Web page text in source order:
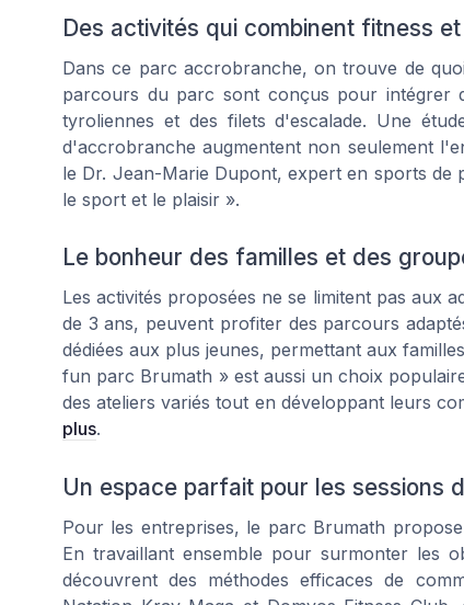
Des activités qui combinent fitness
Dans ce parc accrobranche, on trouve de
parcours du parc sont conçus pour intégrer
tyroliennes et des filets d'escalade. Une
d'accrobranche augmentent non seulement
le Dr. Jean-Marie Dupont, expert en sports
le sport et le plaisir ».
Le bonheur des familles et des
Les activités proposées ne se limitent pas aux
de 3 ans, peuvent profiter des parcours
dédiées aux plus jeunes, permettant aux
fun parc Brumath » est aussi un choix
des ateliers variés tout en développant leurs
plus.
Un espace parfait pour les sessions
Pour les entreprises, le parc Brumath
En travaillant ensemble pour surmonter les
découvrent des méthodes efficaces de